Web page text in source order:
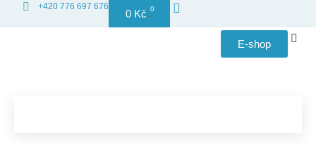
+420 776 697 676
0 Kč 0
E-shop